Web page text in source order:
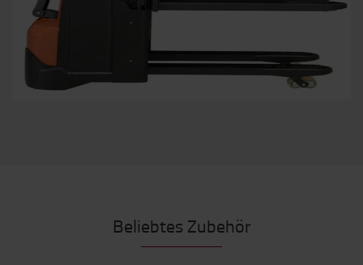
Beliebtes Zubehör